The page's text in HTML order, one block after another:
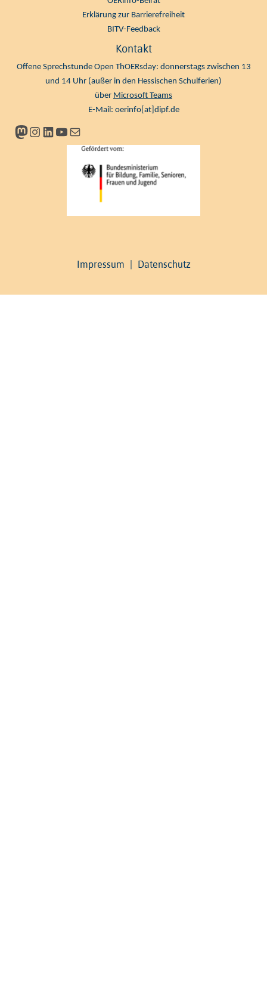
Erklärung zur Barrierefreiheit
BITV-Feedback
Kontakt
Offene Sprechstunde Open ThOERsday: donnerstags zwischen 13
und 14 Uhr (außer in den Hessischen Schulferien)
über Microsoft Teams
E-Mail: oerinfo[at]dipf.de
Mastodon
Instagram
LinkedIn
YouTube
Newsletter
Impressum Datenschutz